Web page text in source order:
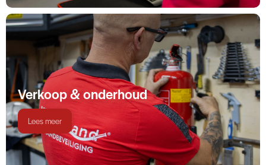
Verkoop & onderhoud
Lees meer